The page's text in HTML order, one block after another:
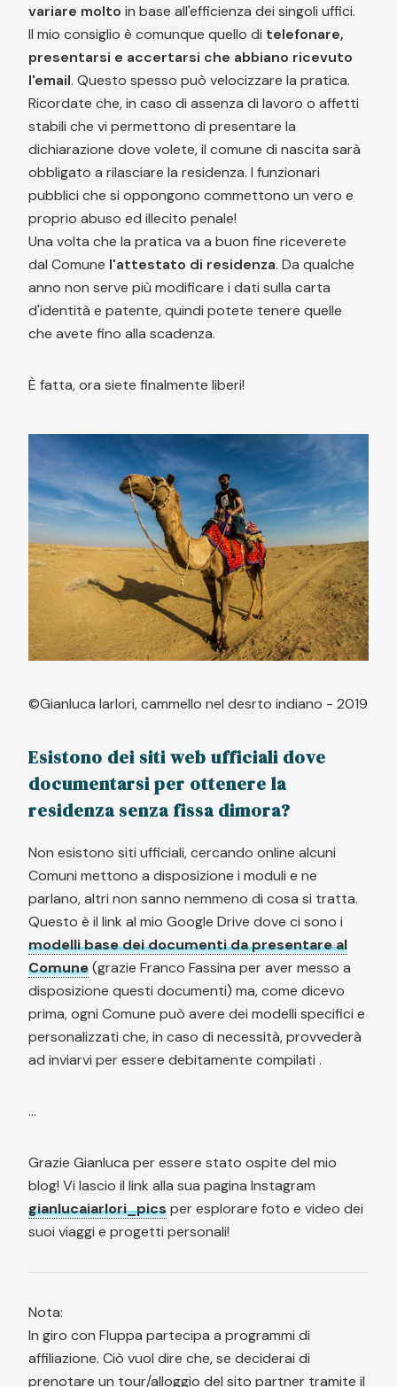
variare molto in base all'efficienza dei singoli uffici.
Il mio consiglio è comunque quello di telefonare,
presentarsi e accertarsi che abbiano ricevuto
l'email. Questo spesso può velocizzare la pratica.
Ricordate che, in caso di assenza di lavoro o affetti
stabili che vi permettono di presentare la
dichiarazione dove volete, il comune di nascita sarà
obbligato a rilasciare la residenza. I funzionari
pubblici che si oppongono commettono un vero e
proprio abuso ed illecito penale!
Una volta che la pratica va a buon fine riceverete
dal Comune l'attestato di residenza. Da qualche
anno non serve più modificare i dati sulla carta
d'identità e patente, quindi potete tenere quelle
che avete fino alla scadenza.
È fatta, ora siete finalmente liberi!
©Gianluca Iarlori, cammello nel desrto indiano - 2019
Esistono dei siti web ufficiali dove
documentarsi per ottenere la
residenza senza fissa dimora?
Non esistono siti ufficiali, cercando online alcuni
Comuni mettono a disposizione i moduli e ne
parlano, altri non sanno nemmeno di cosa si tratta.
Questo è il link al mio Google Drive dove ci sono i
modelli base dei documenti da presentare al
Comune(grazie Franco Fassina per aver messo a
disposizione questi documenti) ma, come dicevo
prima, ogni Comune può avere dei modelli specifici e
personalizzati che, in caso di necessità, provvederà
ad inviarvi per essere debitamente compilati .
...
Grazie Gianluca per essere stato ospite del mio
blog! Vi lascio il link alla sua pagina Instagram
gianlucaiarlori_picsper esplorare foto e video dei
suoi viaggi e progetti personali!
Nota:
In giro con Fluppa partecipa a programmi di
affiliazione. Ciò vuol dire che, se deciderai di
prenotare un tour/alloggio del sito partner tramite il